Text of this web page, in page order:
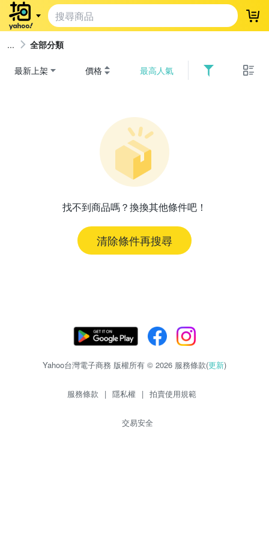
登
全部分類
最新上架 價格 最高人氣
找不到商品嗎？換換其他條件吧！
清除條件再搜尋
Yahoo台灣電子商務 版權所有 © 2026 服務條款(更新)
服務條款 | 隱私權 | 拍賣使用規範
交易安全